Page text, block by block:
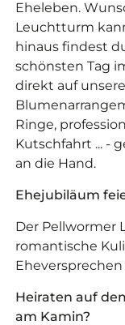
Eheleben.
Leuchtturm
hinaus findest
schönsten Tag
direkt auf
Ringe,
Kutschfahrt ... -
an die Hand.
Ehejubiläum
Der Pellwormer
romantische
Heiraten auf
am Kamin?